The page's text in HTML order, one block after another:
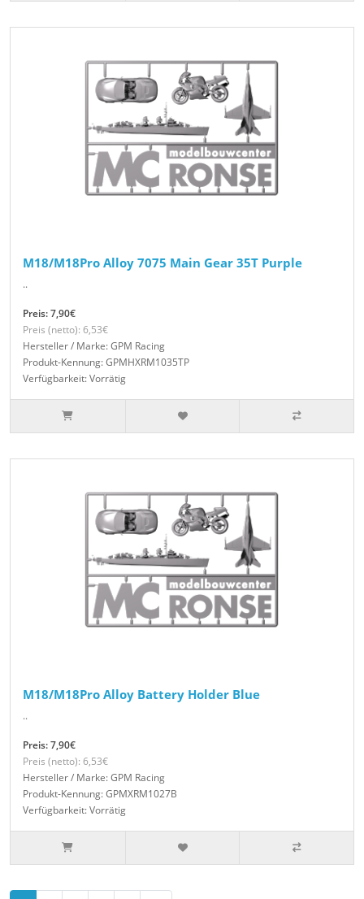
M18/M18Pro Alloy 7075 Main Gear 35T Purple
..
Preis: 7,90€
Preis (netto): 6,53€
Hersteller / Marke: GPM Racing
Produkt-Kennung: GPMHXRM1035TP
Verfügbarkeit: Vorrätig
M18/M18Pro Alloy Battery Holder Blue
..
Preis: 7,90€
Preis (netto): 6,53€
Hersteller / Marke: GPM Racing
Produkt-Kennung: GPMXRM1027B
Verfügbarkeit: Vorrätig